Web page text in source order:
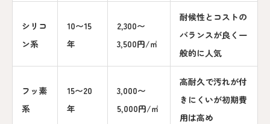
シリコ
ン系
10〜15
年
2,300〜
3,500円/㎡
耐候性とコストの
バランスが良く一
般的に人気
フッ素
系
15〜20
年
3,000〜
5,000円/㎡
高耐久で汚れが付
きにくいが初期費
用は高め